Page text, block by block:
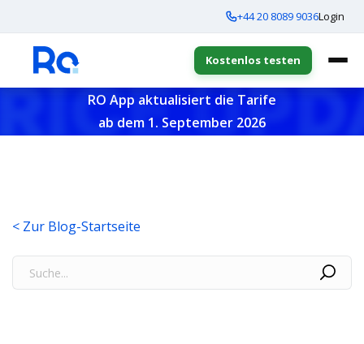
+44 20 8089 9036Login
Kostenlos testen
RO App aktualisiert die Tarife
ab dem 1. September 2026
< Zur Blog-Startseite